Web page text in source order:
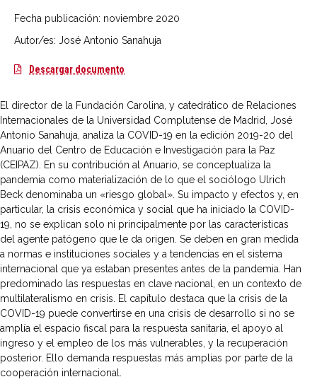
Fecha publicación: noviembre 2020
Autor/es: José Antonio Sanahuja
Descargar documento
El director de la Fundación Carolina, y catedrático de Relaciones
Internacionales de la Universidad Complutense de Madrid, José
Antonio Sanahuja, analiza la COVID-19 en la edición 2019-20 del
Anuario del Centro de Educación e Investigación para la Paz
(CEIPAZ). En su contribución al Anuario, se conceptualiza la
pandemia como materialización de lo que el sociólogo Ulrich
Beck denominaba un «riesgo global». Su impacto y efectos y, en
particular, la crisis económica y social que ha iniciado la COVID-
19, no se explican solo ni principalmente por las características
del agente patógeno que le da origen. Se deben en gran medida
a normas e instituciones sociales y a tendencias en el sistema
internacional que ya estaban presentes antes de la pandemia. Han
predominado las respuestas en clave nacional, en un contexto de
multilateralismo en crisis. El capítulo destaca que la crisis de la
COVID-19 puede convertirse en una crisis de desarrollo si no se
amplía el espacio fiscal para la respuesta sanitaria, el apoyo al
ingreso y el empleo de los más vulnerables, y la recuperación
posterior. Ello demanda respuestas más amplias por parte de la
cooperación internacional.